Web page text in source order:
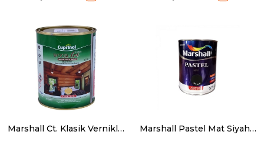
Marshall Ct. Klasik Vernikli Ahşap Bakım Naturel 2.5 Lt. Marshall Pastel Mat Siyah 0.75 Lt.